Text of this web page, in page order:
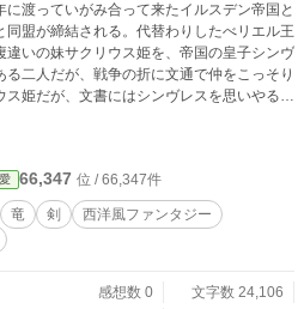
渡っていがみ合って来たイルスデン帝国と
盟が締結される。代替わりしたべリエル王
違いの妹サクリウス姫を、帝国の皇子シンヴ
二人だが、戦争の折に文通で仲をこっそり
姫だが、文書にはシンヴレスを思いやる気
可愛い竜の絵を添えて来る。シンヴレスは
女を是非、お嫁さんにしたいと決めるので
）。
66,347 位 / 66,347件
竜 剣
西洋風ファンタジー
感想数 0
文字数 24,106